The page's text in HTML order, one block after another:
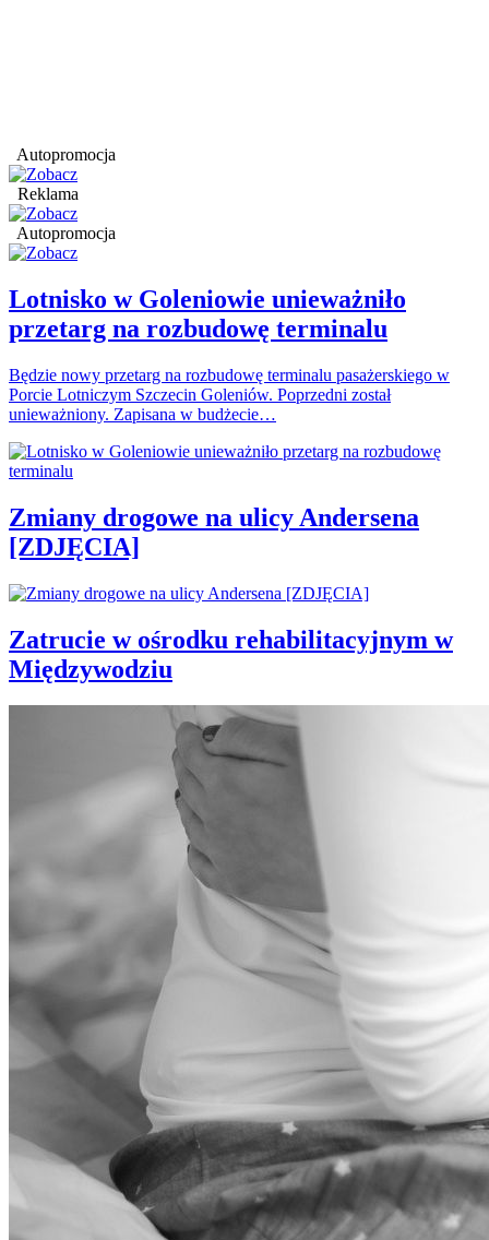
Autopromocja
Reklama
Autopromocja
Lotnisko w Goleniowie unieważniło
przetarg na rozbudowę terminalu
Będzie nowy przetarg na rozbudowę terminalu pasażerskiego w
Porcie Lotniczym Szczecin Goleniów. Poprzedni został
unieważniony. Zapisana w budżecie…
Zmiany drogowe na ulicy Andersena
[ZDJĘCIA]
Zatrucie w ośrodku rehabilitacyjnym w
Międzywodziu